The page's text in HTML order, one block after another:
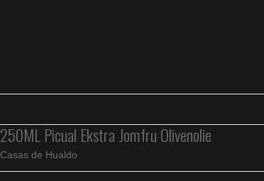
250ML Picual Ekstra Jomfru Olivenolie
Casas de Hualdo